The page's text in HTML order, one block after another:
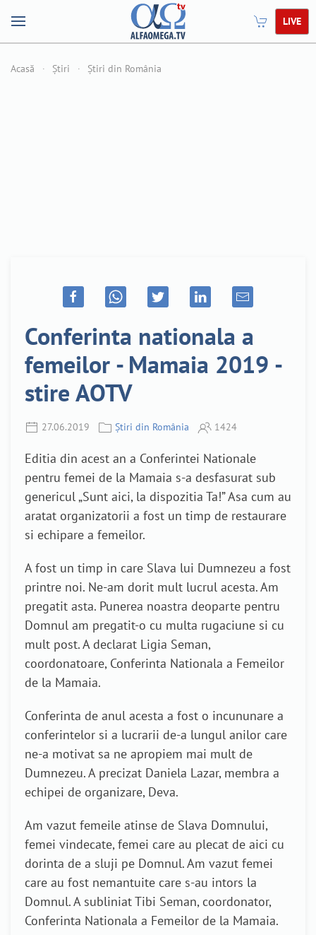
LIVE
Acasă Știri Știri din România
Conferinta nationala a
femeilor - Mamaia 2019 -
stire AOTV
27.06.2019 Știri din România 1424
Editia din acest an a Conferintei Nationale
pentru femei de la Mamaia s-a desfasurat sub
genericul „Sunt aici, la dispozitia Ta!” Asa cum au
aratat organizatorii a fost un timp de restaurare
si echipare a femeilor.
A fost un timp in care Slava lui Dumnezeu a fost
printre noi. Ne-am dorit mult lucrul acesta. Am
pregatit asta. Punerea noastra deoparte pentru
Domnul am pregatit-o cu multa rugaciune si cu
mult post. A declarat Ligia Seman,
coordonatoare, Conferinta Nationala a Femeilor
de la Mamaia.
Conferinta de anul acesta a fost o incununare a
conferintelor si a lucrarii de-a lungul anilor care
ne-a motivat sa ne apropiem mai mult de
Dumnezeu. A precizat Daniela Lazar, membra a
echipei de organizare, Deva.
Am vazut femeile atinse de Slava Domnului,
femei vindecate, femei care au plecat de aici cu
dorinta de a sluji pe Domnul. Am vazut femei
care au fost nemantuite care s-au intors la
Domnul. A subliniat Tibi Seman, coordonator,
Conferinta Nationala a Femeilor de la Mamaia.